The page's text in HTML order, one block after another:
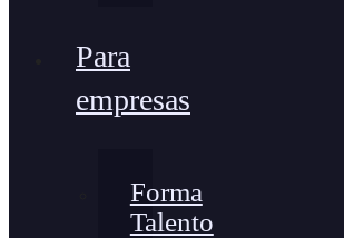
Para
empresas
Forma
Talento